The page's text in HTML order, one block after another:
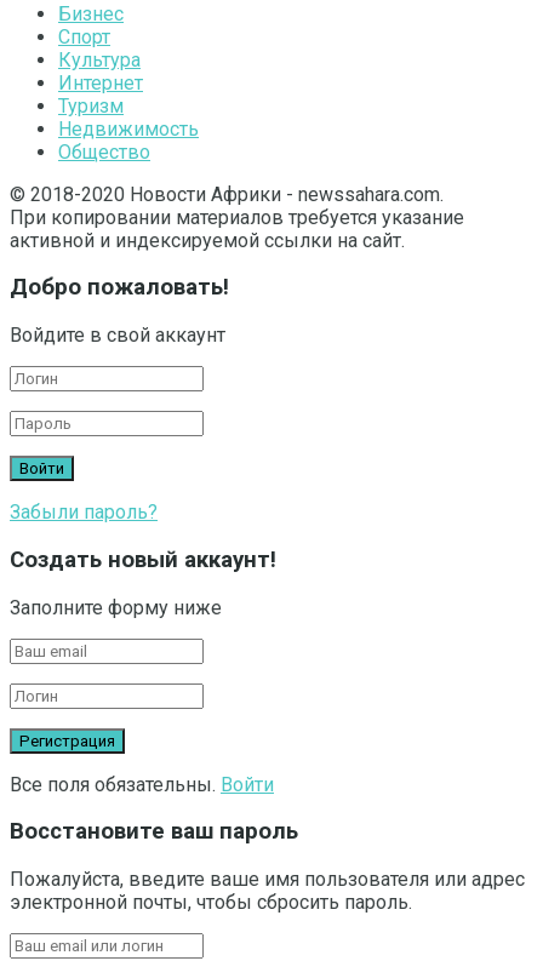
Бизнес
Спорт
Культура
Интернет
Туризм
Недвижимость
Общество
© 2018-2020 Новости Африки - newssahara.com.
При копировании материалов требуется указание
активной и индексируемой ссылки на сайт.
Добро пожаловать!
Войдите в свой аккаунт
Забыли пароль?
Создать новый аккаунт!
Заполните форму ниже
Все поля обязательны. Войти
Восстановите ваш пароль
Пожалуйста, введите ваше имя пользователя или адрес
электронной почты, чтобы сбросить пароль.